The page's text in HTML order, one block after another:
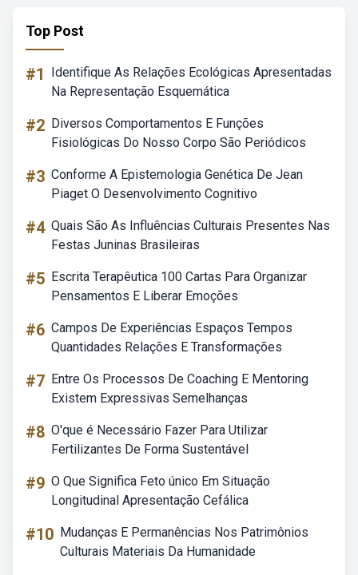
Top Post
#1
Identifique As Relações Ecológicas Apresentadas
Na Representação Esquemática
#2 Diversos Comportamentos E Funções
Fisiológicas Do Nosso Corpo São Periódicos
#3 Conforme A Epistemologia Genética De Jean
Piaget O Desenvolvimento Cognitivo
#4 Quais São As Influências Culturais Presentes Nas
Festas Juninas Brasileiras
#5 Escrita Terapêutica 100 Cartas Para Organizar
Pensamentos E Liberar Emoções
#6 Campos De Experiências Espaços Tempos
Quantidades Relações E Transformações
#7 Entre Os Processos De Coaching E Mentoring
Existem Expressivas Semelhanças
#8 O'que é Necessário Fazer Para Utilizar
Fertilizantes De Forma Sustentável
#9 O Que Significa Feto único Em Situação
Longitudinal Apresentação Cefálica
#10 Mudanças E Permanências Nos Patrimônios
Culturais Materiais Da Humanidade